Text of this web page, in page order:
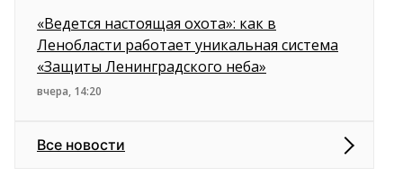
«Ведется настоящая охота»: как в
Ленобласти работает уникальная система
«Защиты Ленинградского неба»
вчера, 14:20
Все новости